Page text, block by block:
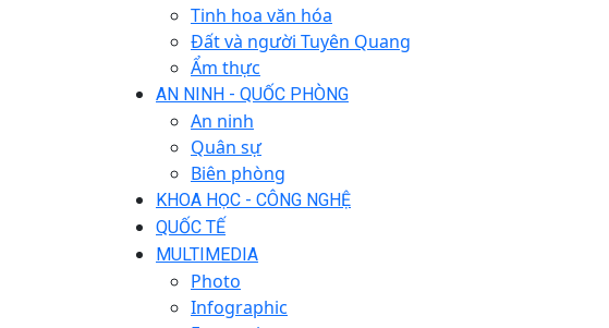
Tinh hoa văn hóa
Đất và người Tuyên Quang
Ẩm thực
AN NINH - QUỐC PHÒNG
An ninh
Quân sự
Biên phòng
KHOA HỌC - CÔNG NGHỆ
QUỐC TẾ
MULTIMEDIA
Photo
Infographic